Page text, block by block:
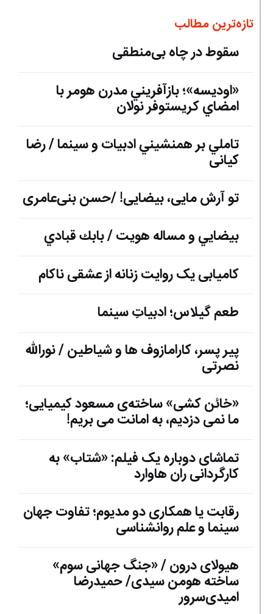
تازه‌ترین مطالب
سقوط در چاه بی‌منطقی
«اوديسه»؛ بازآفريني مدرن هومر با
امضاي كريستوفر نولان
تاملي بر همنشيني ادبيات و سينما / رضا
کیانی
تو آرش مایی، بیضایی! /حسن ‌بنی‌عامری
بيضايي و مساله هويت / بابك قبادي
کامیابی یک روایت زنانه از عشقی ناکام
طعم گیلاس؛ ادبیاتِ سینما
پیر پسر، کارامازوف ها و شیاطین / نورالله
نصرتی
«خائن کشی» ساخته‌ی مسعود کیمیایی؛
ما نمی دزدیم، به امانت می بریم!
تماشای دوباره یک فیلم: «شتاب» به
کارگردانی ران هاوارد
رقابت یا همکاری دو مدیوم؛ تفاوت جهان
سینما و علم روانشناسی
هیولای درون / «جنگ جهانی سوم»
ساخته هومن سیدی/ حمیدرضا
امیدی‌سرور